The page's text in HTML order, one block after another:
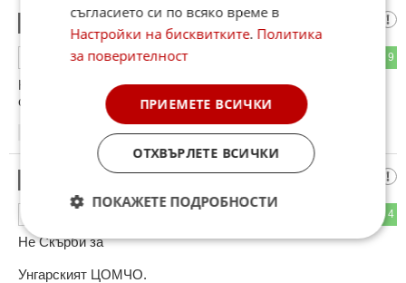
Умнокрасив евроатлантик
9
ОТГОВОР
Казаха ни да викаме срещу Орбан , а той новият бил
същият ?! Плача !
15.04.2026
Той Катъра Калантарян
4
Не Скърби за
Унгарският ЦОМЧО.
съгласието си по всяко време в
Настройки на бисквитките. Политика
за поверителност
ПРИЕМЕТЕ ВСИЧКИ
ОТХВЪРЛЕТЕ ВСИЧКИ
ПОКАЖЕТЕ ПОДРОБНОСТИ